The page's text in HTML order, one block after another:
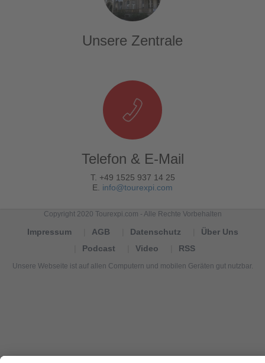
Unsere Zentrale
Telefon & E-Mail
T. +49 1525 937 14 25
E. info@tourexpi.com
Copyright 2020 Tourexpi.com - Alle Rechte Vorbehalten
Impressum AGB Datenschutz
Über Uns
Podcast
Video RSS
Unsere Webseite ist auf allen Computern und mobilen Geräten gut nutzbar.